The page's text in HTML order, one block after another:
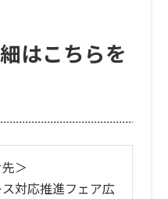
はこちらを
＞
対応推進フェア広